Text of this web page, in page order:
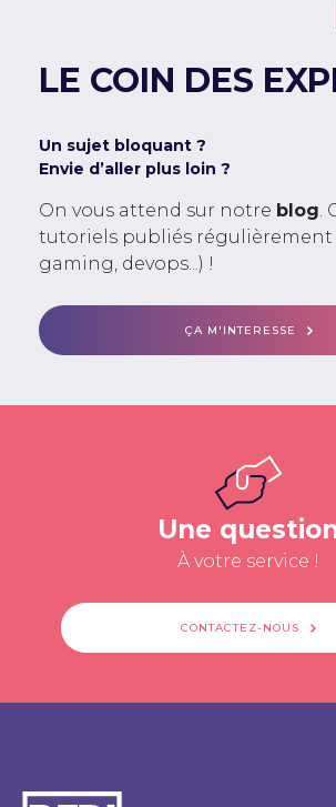
LE COIN DES
Un sujet bloquant ?
Envie d’aller plus loin ?
On vous attend sur notre blog.
tutoriels publiés régulièrement
gaming, devops...) !
ÇA M'INTERESSE
Une
À votre service !
CONTACTEZ-NOUS